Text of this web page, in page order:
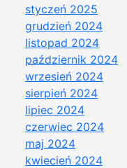
styczeń 2025
grudzień 2024
listopad 2024
październik 2024
wrzesień 2024
sierpień 2024
lipiec 2024
czerwiec 2024
maj 2024
kwiecień 2024